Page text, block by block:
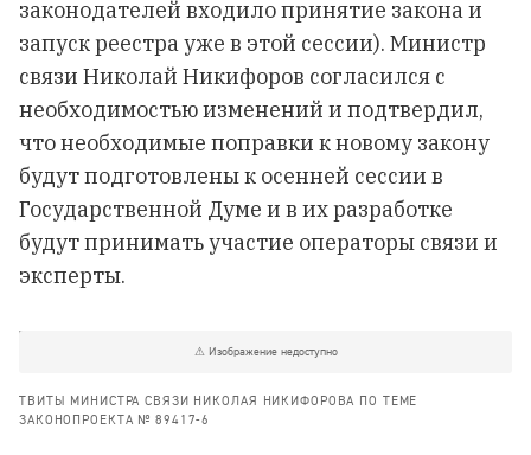
законодателей входило принятие закона и
запуск реестра уже в этой сессии). Министр
связи Николай Никифоров согласился с
необходимостью изменений и подтвердил,
что необходимые поправки к новому закону
будут подготовлены к осенней сессии в
Государственной Думе и в их разработке
будут принимать участие операторы связи и
эксперты.
ТВИТЫ МИНИСТРА СВЯЗИ НИКОЛАЯ НИКИФОРОВА ПО ТЕМЕ
ЗАКОНОПРОЕКТА № 89417-6